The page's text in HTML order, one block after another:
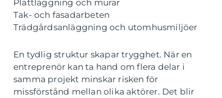
Plattläggning och murar
Tak- och fasadarbeten
Trädgårdsanläggning och utomhusmiljöer
En tydlig struktur skapar trygghet. När en
entreprenör kan ta hand om flera delar i
samma projekt minskar risken för
missförstånd mellan olika aktörer. Det blir